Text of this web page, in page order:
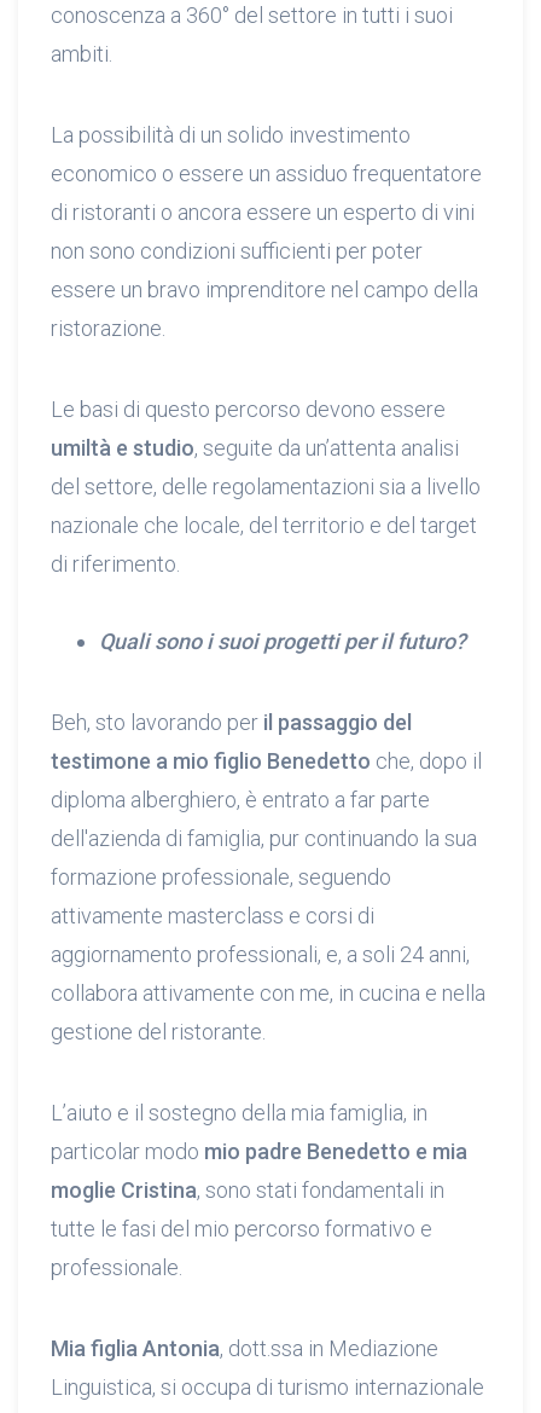
conoscenza a 360° del settore in tutti i suoi
ambiti.
La possibilità di un solido investimento
economico o essere un assiduo frequentatore
di ristoranti o ancora essere un esperto di vini
non sono condizioni sufficienti per poter
essere un bravo imprenditore nel campo della
ristorazione.
Le basi di questo percorso devono essere
umiltà e studio, seguite da un’attenta analisi
del settore, delle regolamentazioni sia a livello
nazionale che locale, del territorio e del target
di riferimento.
Quali sono i suoi progetti per il futuro?
Beh, sto lavorando per il passaggio del
testimone a mio figlio Benedetto che, dopo il
diploma alberghiero, è entrato a far parte
dell'azienda di famiglia, pur continuando la sua
formazione professionale, seguendo
attivamente masterclass e corsi di
aggiornamento professionali, e, a soli 24 anni,
collabora attivamente con me, in cucina e nella
gestione del ristorante.
L’aiuto e il sostegno della mia famiglia, in
particolar modo mio padre Benedetto e mia
moglie Cristina, sono stati fondamentali in
tutte le fasi del mio percorso formativo e
professionale.
Mia figlia Antonia, dott.ssa in Mediazione
Linguistica, si occupa di turismo internazionale